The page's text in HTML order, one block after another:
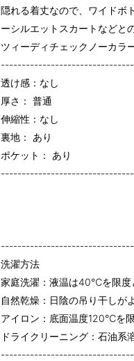
隠れる着丈なので、ワイドボ
ーシルエットスカートなどと
ツィーディチェックノーカラ
透け感：なし
厚さ： 普通
伸縮性：なし
裏地： あり
ポケット： あり
洗濯方法
家庭洗濯：液温は40℃を限度
自然乾燥：日陰の吊り干しがよ
アイロン：底面温度120℃を
ドライクリーニング：石油系